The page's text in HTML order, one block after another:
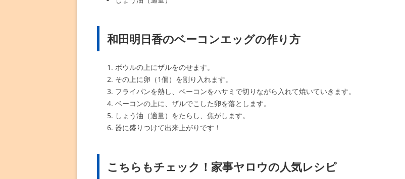
和田明日香のベーコンエッグの作り方
ボウルの上にザルをのせます。
その上に卵（1個）を割り入れます。
フライパンを熱し、ベーコンをハサミで切りながら入れて焼いていきます。
ベーコンの上に、ザルでこした卵を落とします。
しょう油（適量）をたらし、焦がします。
器に盛りつけて出来上がりです！
こちらもチェック！家事ヤロウの人気レシピ